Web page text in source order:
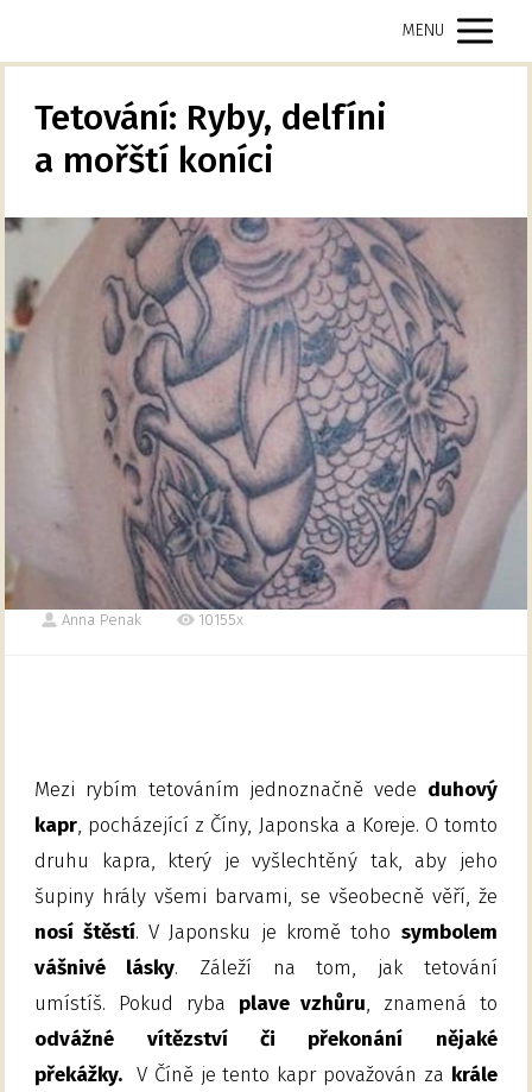
MENU
Tetování: Ryby, delfíni
a mořští koníci
Anna Penak 10155x
Mezi rybím tetováním jednoznačně vede duhový
kapr, pocházející z Číny, Japonska a Koreje. O tomto
druhu kapra, který je vyšlechtěný tak, aby jeho
šupiny hrály všemi barvami, se všeobecně věří, že
nosí štěstí. V Japonsku je kromě toho symbolem
vášnivé lásky. Záleží na tom, jak tetování
umístíš. Pokud ryba plave vzhůru, znamená to
odvážné vítězství či překonání nějaké
překážky. V Číně je tento kapr považován za krále